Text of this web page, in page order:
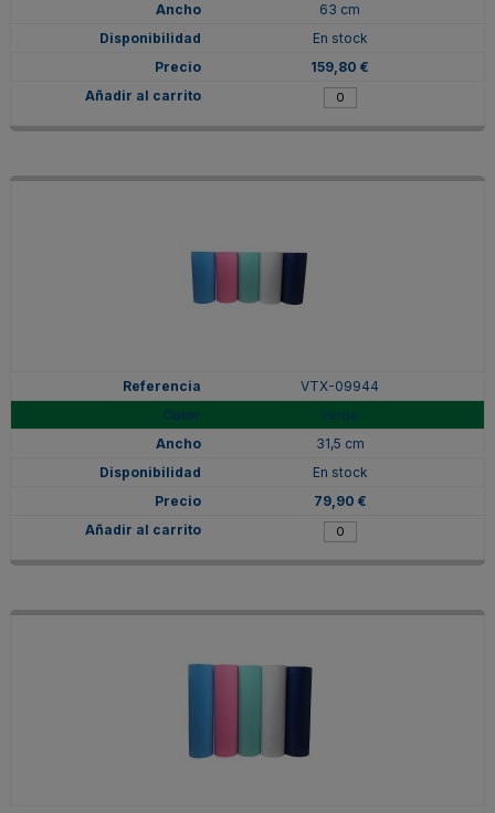
63 cm
En stock
159,80 €
VTX-09944
Verde
31,5 cm
En stock
79,90 €